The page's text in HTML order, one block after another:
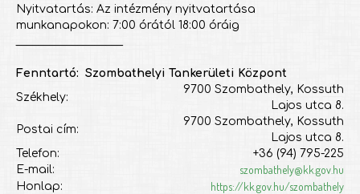
Nyitvatartás: Az intézmény nyitvatartása
munkanapokon: 7:00 órától 18:00 óráig
Fenntartó: Szombathelyi Tankerületi Központ
Székhely:
9700 Szombathely, Kossuth
Lajos utca 8.
Postai cím:
9700 Szombathely, Kossuth
Lajos utca 8.
Telefon:
+36 (94) 795-225
E-mail:
szombathely@kk.gov.hu
Honlap: https://kk.gov.hu/szombathely